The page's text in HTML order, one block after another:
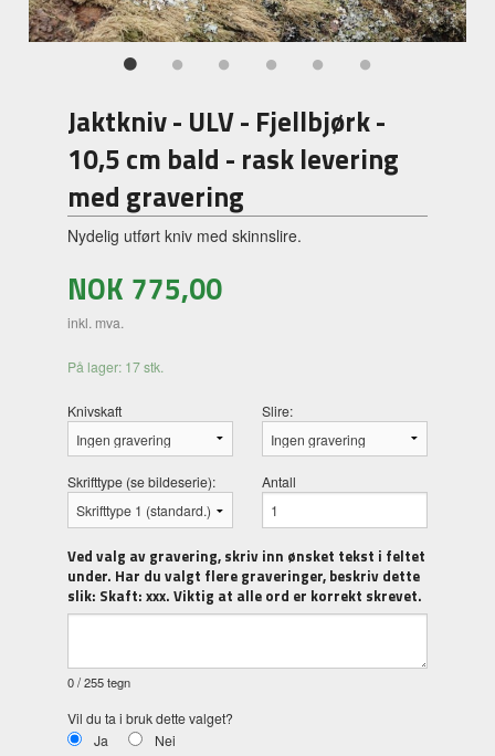
Jaktkniv - ULV - Fjellbjørk -
10,5 cm bald - rask levering
med gravering
Nydelig utført kniv med skinnslire.
NOK 775,00
inkl. mva.
På lager: 17 stk.
Knivskaft Slire:
Skrifttype (se bildeserie): Antall
Ved valg av gravering, skriv inn ønsket tekst i feltet
under. Har du valgt flere graveringer, beskriv dette
slik: Skaft: xxx. Viktig at alle ord er korrekt skrevet.
0/ 255 tegn
Vil du ta i bruk dette valget?
Ja
Nei